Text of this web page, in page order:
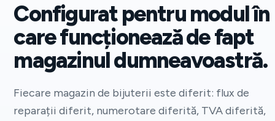
Configurat pentru modul în
care funcționează de fapt
magazinul dumneavoastră.
Fiecare magazin de bijuterii este diferit: flux de
reparații diferit, numerotare diferită, TVA diferită,